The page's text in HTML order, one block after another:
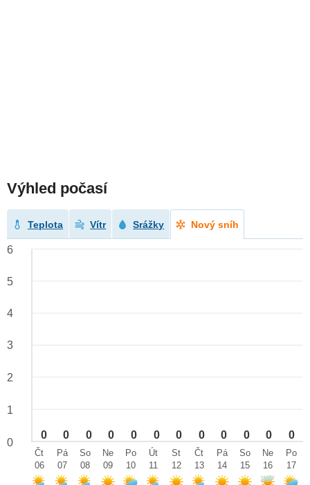
Výhled počasí
Teplota Vítr Srážky Nový sníh
0 0 0 0 0 0 0 0 0 0 0 0
6
5
4
3
2
1
0
Čt
06
Pá
07
So
08
Ne
09
Po
10
Út
11
St
12
Čt
13
Pá
14
So
15
Ne
16
Po
17